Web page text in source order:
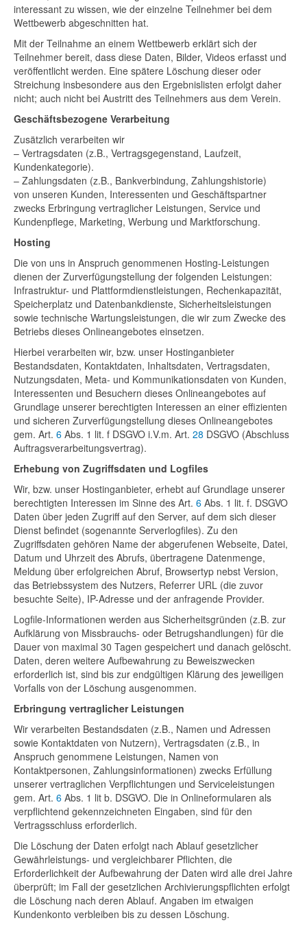
interessant zu wissen, wie der einzelne Teilnehmer bei dem
Wettbewerb abgeschnitten hat.
Mit der Teilnahme an einem Wettbewerb erklärt sich der
Teilnehmer bereit, dass diese Daten, Bilder, Videos erfasst und
veröffentlicht werden. Eine spätere Löschung dieser oder
Streichung insbesondere aus den Ergebnislisten erfolgt daher
nicht; auch nicht bei Austritt des Teilnehmers aus dem Verein.
Geschäftsbezogene Verarbeitung
Zusätzlich verarbeiten wir
– Vertragsdaten (z.B., Vertragsgegenstand, Laufzeit,
Kundenkategorie).
– Zahlungsdaten (z.B., Bankverbindung, Zahlungshistorie)
von unseren Kunden, Interessenten und Geschäftspartner
zwecks Erbringung vertraglicher Leistungen, Service und
Kundenpflege, Marketing, Werbung und Marktforschung.
Hosting
Die von uns in Anspruch genommenen Hosting-Leistungen
dienen der Zurverfügungstellung der folgenden Leistungen:
Infrastruktur- und Plattformdienstleistungen, Rechenkapazität,
Speicherplatz und Datenbankdienste, Sicherheitsleistungen
sowie technische Wartungsleistungen, die wir zum Zwecke des
Betriebs dieses Onlineangebotes einsetzen.
Hierbei verarbeiten wir, bzw. unser Hostinganbieter
Bestandsdaten, Kontaktdaten, Inhaltsdaten, Vertragsdaten,
Nutzungsdaten, Meta- und Kommunikationsdaten von Kunden,
Interessenten und Besuchern dieses Onlineangebotes auf
Grundlage unserer berechtigten Interessen an einer effizienten
und sicheren Zurverfügungstellung dieses Onlineangebotes
gem. Art. 6 Abs. 1 lit. f DSGVO i.V.m. Art. 28 DSGVO (Abschluss
Auftragsverarbeitungsvertrag).
Erhebung von Zugriffsdaten und Logfiles
Wir, bzw. unser Hostinganbieter, erhebt auf Grundlage unserer
berechtigten Interessen im Sinne des Art. 6 Abs. 1 lit. f. DSGVO
Daten über jeden Zugriff auf den Server, auf dem sich dieser
Dienst befindet (sogenannte Serverlogfiles). Zu den
Zugriffsdaten gehören Name der abgerufenen Webseite, Datei,
Datum und Uhrzeit des Abrufs, übertragene Datenmenge,
Meldung über erfolgreichen Abruf, Browsertyp nebst Version,
das Betriebssystem des Nutzers, Referrer URL (die zuvor
besuchte Seite), IP-Adresse und der anfragende Provider.
Logfile-Informationen werden aus Sicherheitsgründen (z.B. zur
Aufklärung von Missbrauchs- oder Betrugshandlungen) für die
Dauer von maximal 30 Tagen gespeichert und danach gelöscht.
Daten, deren weitere Aufbewahrung zu Beweiszwecken
erforderlich ist, sind bis zur endgültigen Klärung des jeweiligen
Vorfalls von der Löschung ausgenommen.
Erbringung vertraglicher Leistungen
Wir verarbeiten Bestandsdaten (z.B., Namen und Adressen
sowie Kontaktdaten von Nutzern), Vertragsdaten (z.B., in
Anspruch genommene Leistungen, Namen von
Kontaktpersonen, Zahlungsinformationen) zwecks Erfüllung
unserer vertraglichen Verpflichtungen und Serviceleistungen
gem. Art. 6 Abs. 1 lit b. DSGVO. Die in Onlineformularen als
verpflichtend gekennzeichneten Eingaben, sind für den
Vertragsschluss erforderlich.
Die Löschung der Daten erfolgt nach Ablauf gesetzlicher
Gewährleistungs- und vergleichbarer Pflichten, die
Erforderlichkeit der Aufbewahrung der Daten wird alle drei Jahre
überprüft; im Fall der gesetzlichen Archivierungspflichten erfolgt
die Löschung nach deren Ablauf. Angaben im etwaigen
Kundenkonto verbleiben bis zu dessen Löschung.